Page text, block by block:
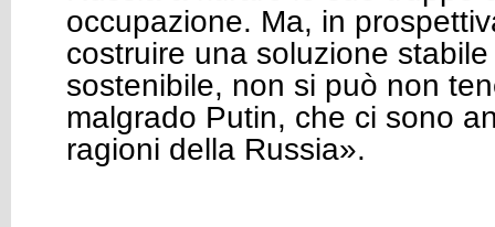
occupazione. Ma, in
costruire una soluzione
sostenibile, non si può non
malgrado Putin, che ci sono
ragioni della Russia».